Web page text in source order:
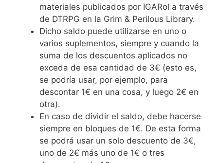
materiales publicados por IGARol a través
de DTRPG en la Grim & Perilous Library.
Dicho saldo puede utilizarse en uno o
varios suplementos, siempre y cuando la
suma de los descuentos aplicados no
exceda de esa cantidad de 3€ (esto es,
se podría usar, por ejemplo, para
descontar 1€ en una cosa, y luego 2€ en
otra).
En caso de dividir el saldo, debe hacerse
siempre en bloques de 1€. De esta forma
se podrá usar un solo descuento de 3€,
uno de 2€ más uno de 1€ o tres